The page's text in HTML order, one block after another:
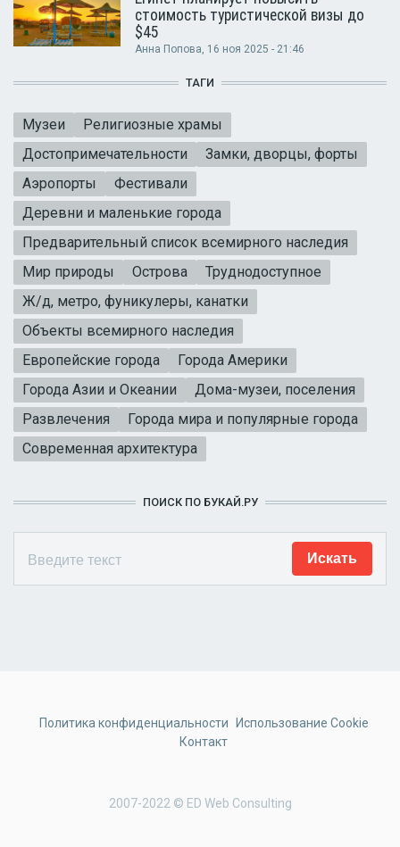
стоимость туристической визы до
$45
Анна Попова, 16 ноя 2025 - 21:46
ТАГИ
Музеи
Религиозные храмы
Достопримечательности
Замки, дворцы, форты
Аэропорты
Фестивали
Деревни и маленькие города
Предварительный список всемирного наследия
Мир природы
Острова
Труднодоступное
Ж/д, метро, фуникулеры, канатки
Объекты всемирного наследия
Европейские города
Города Америки
Города Азии и Океании
Дома-музеи, поселения
Развлечения
Города мира и популярные города
Современная архитектура
ПОИСК ПО БУКАЙ.РУ
2007-2022 © ED Web Consulting
Политика конфиденциальности
Использование Cookie
Контакт